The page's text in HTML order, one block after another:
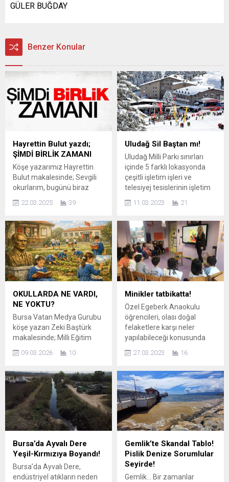
GÜLER BUĞDAY
Benzer Konular
Hayrettin Bulut yazdı;
ŞİMDİ BİRLİK ZAMANI
Köşe yazarımız Hayrettin
Bulut makalesinde; Sevgili
okurlarım, bugünü biraz
doğru olur mu. İstanbul
Belediye Başkanı Ekrem
İmamoğlu bu sorgulamadan
sonra siyasette pik yaparmı
Yurttaşlar birlikte “Ya İstiklâl,
ya Ölüm” diyor, Gazi
Mustafa Kemal ATATÜRK,
rahmet, minnetle anıyoruz.
Aslında biraz tarihe göz
geçmiş...
22.03.2025 39
Uludağ Sil Baştan mı!
Uludağ Milli Parkı sınırları
içinde 5 farklı lokasyonda
çeşitli işletim işleri ve
telesiyej tesislerinin işletim
Parklar 2. Bölge
çerçevesinde ilan
açılmaksızın pazarlık usulü
ile toplamda 1.264.268,00
TL bedel ile Burulaş’ a ihale
edilerek sözleşmeleri
akdedilmiştir. Anılan
sözleşmelerin tamamında
işletim...
11.03.2023 21
OKULLARDA NE VARDI,
NE YOKTU?
Bursa Vatan Medya Gurubu
köşe yazarı Zeki Baştürk
makalesinde; Milli Eğitim
açıklamasında, “Bizden
yoktu” dedi. Bir tümce…
Ama insanın belleğini
byoklayan, geçmişiyle
konuşmasına neden olan bir
tümce. Ben o geçmişte
okumuş insanlardan biriyim.
Ve anımsıyorum. Bizim
okuduğumuz okullarda
yalnızca tuvalet yoktu;
yaşam vardı....
09.03.2026 10
Minikler tatbikatta!
Özel Egeberk Anaokulu
öğrencileri, olası doğal
felaketlere karşı neler
yapılabileceği konusunda
tatbikat gerçekleştirdiler.
deprem felaketinin ardından
bölgedeki kardeşlerine el
uzatan Özel Egeberk
Anaokulu öğrencileri,
topladıkları oyuncakları
göndermişti. Bu kez de
deprem başta olmak üzere
olası doğal felaketlere karşı
nasıl hazırlık yapılacağı
konusunda...
27.03.2023 16
Bursa’da Ayvalı Dere
Yeşil-Kırmızıya Boyandı!
Bursa’da Ayvalı Dere,
endüstriyel atıkların neden
Gemlik’te Skandal Tablo!
Pislik Denize Sorumlular
Seyirde!
Gemlik… Bir zamanlar